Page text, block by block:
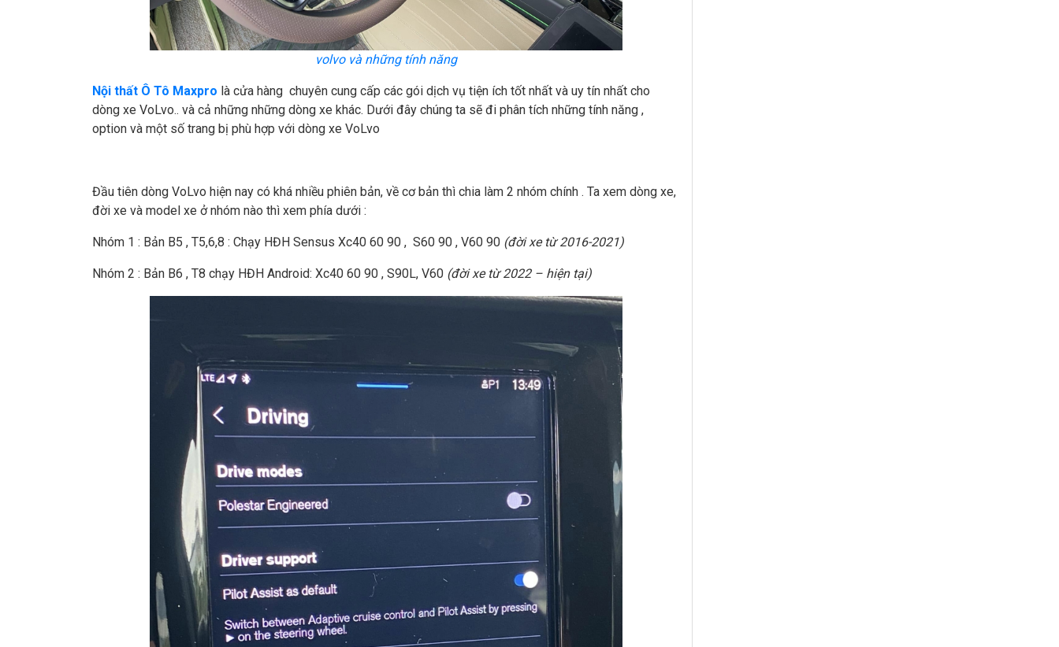
volvo và những tính năng
Nội thất Ô Tô Maxpro là cửa hàng chuyên cung cấp các gói dịch vụ tiện ích tốt nhất và uy tín nhất cho
dòng xe VoLvo.. và cả những những dòng xe khác. Dưới đây chúng ta sẽ đi phân tích những tính năng ,
option và một số trang bị phù hợp với dòng xe VoLvo
Đầu tiên dòng VoLvo hiện nay có khá nhiều phiên bản, về cơ bản thì chia làm 2 nhóm chính . Ta xem dòng xe,
đời xe và model xe ở nhóm nào thì xem phía dưới :
Nhóm 1 : Bản B5 , T5,6,8 : Chạy HĐH Sensus Xc40 60 90 , S60 90 , V60 90 (đời xe từ 2016-2021)
Nhóm 2 : Bản B6 , T8 chạy HĐH Android: Xc40 60 90 , S90L, V60 (đời xe từ 2022 – hiện tại)